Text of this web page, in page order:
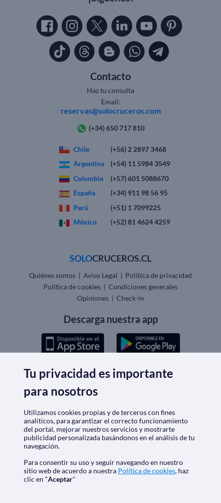
Contacto
Haz tu consulta
Email:
reservas@solocruceros.com
(+34) 650 717 810
Chile
(+56) 2 2897 3468
Argentina
(+54) 11 5984 3549
Colombia
(+57) 601 5088670
España
(+34) 911 98 56 95
Perú
(+51) 1 7099225
México
(+52) 81 4624 4259
SOLOCRUCEROS.CL
Quiénes somos | Aviso Legal | Política de privacidad
Política de cookies | Condiciones generales
Opiniones | Check-in
Descarga nuestra app
Nos acreditan
SoloCruceros.cl - Agencia de viajes online con número de
Tu privacidad es importante
para nosotros
Utilizamos cookies propias y de terceros con fines
analíticos, para garantizar el correcto funcionamiento
del portal, mejorar nuestros servicios y mostrarte
publicidad personalizada basándonos en el análisis de tu
navegación.
Para consentir su uso y seguir navegando en nuestro
sitio web de acuerdo a nuestra Política de cookies, haz
clic en "Aceptar"